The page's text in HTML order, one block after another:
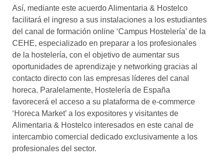
Así, mediante este acuerdo Alimentaria & Hostelco
facilitará el ingreso a sus instalaciones a los estudiantes
del canal de formación online ‘Campus Hostelería’ de la
CEHE, especializado en preparar a los profesionales
de la hostelería, con el objetivo de aumentar sus
oportunidades de aprendizaje y networking gracias al
contacto directo con las empresas líderes del canal
horeca. Paralelamente, Hostelería de España
favorecerá el acceso a su plataforma de e-commerce
‘Horeca Market’ a los expositores y visitantes de
Alimentaria & Hostelco interesados en este canal de
intercambio comercial dedicado exclusivamente a los
profesionales del sector.